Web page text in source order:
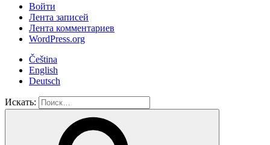
Войти
Лента записей
Лента комментариев
WordPress.org
Čeština
English
Deutsch
Искать: